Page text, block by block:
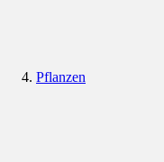
Pflanzen